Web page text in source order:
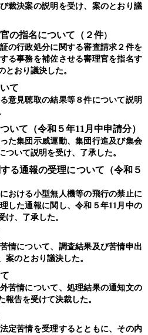
裁決案の説明を受け、案のとおり議
の指名について（２件）
の行政処分に関する審査請求２件を
る事務を補佐させる審理官を指名す
とおり議決した。
て
意見聴取の結果等８件について説明
いて（令和５年11月中申請分）
た集団示威運動、集団行進及び集会
いて説明を受け、了承した。
る通報の受理について（令和５
おける小型無人機等の飛行の禁止に
した通報に関し、令和５年11月中の
け、了承した。
情について、調査結果及び苦情申出
案のとおり議決した。
苦情について、処理結果の通知文の
告を受けて決裁した。
定苦情を受理するとともに、その内